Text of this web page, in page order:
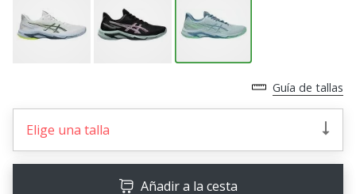
regalo
perfecto!
2 min. de lectura
¡Conviértete
Guía de tallas
Elige una talla
Añadir a la cesta